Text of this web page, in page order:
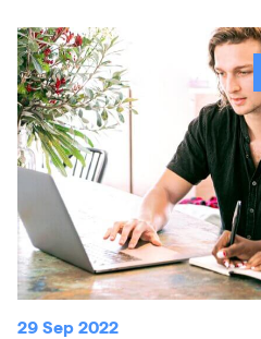
29 Sep 2022